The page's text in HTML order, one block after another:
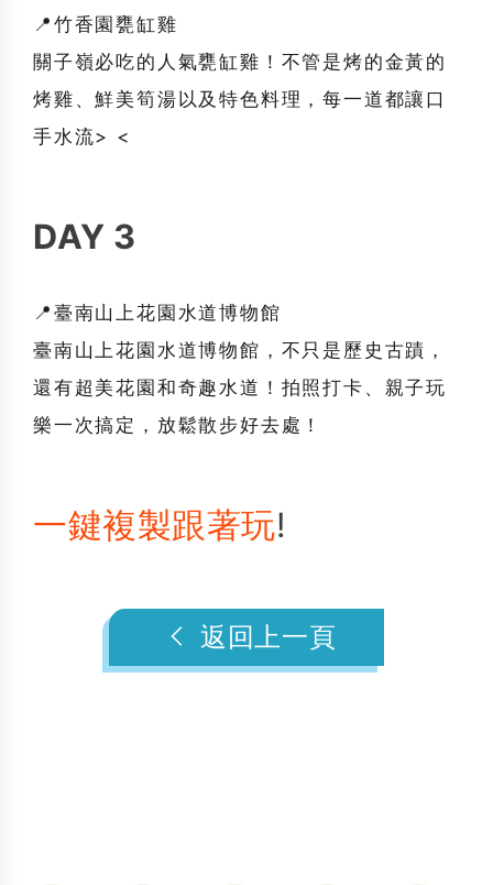
📍竹香園甕缸雞
關子嶺必吃的人氣甕缸雞！不管是烤的金黃的
烤雞、鮮美筍湯以及特色料理，每一道都讓口
手水流> <
DAY 3
📍臺南山上花園水道博物館
臺南山上花園水道博物館，不只是歷史古蹟，
還有超美花園和奇趣水道！拍照打卡、親子玩
樂一次搞定，放鬆散步好去處！
一鍵複製跟著玩!
返回上一頁